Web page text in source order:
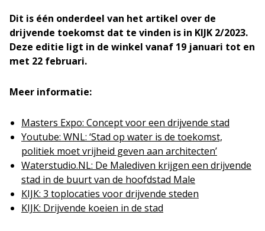
Dit is één onderdeel van het artikel over de
drijvende toekomst dat te vinden is in KIJK 2/2023.
Deze editie ligt in de winkel vanaf 19 januari tot en
met 22 februari.
Meer informatie:
Masters Expo: Concept voor een drijvende stad
Youtube: WNL: ‘Stad op water is de toekomst,
politiek moet vrijheid geven aan architecten’
Waterstudio.NL: De Malediven krijgen een drijvende
stad in de buurt van de hoofdstad Male
KIJK: 3 toplocaties voor drijvende steden
KIJK: Drijvende koeien in de stad